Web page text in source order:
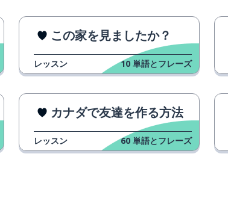
この家を見ましたか？
レッスン 10 単語とフレーズ
カナダで友達を作る方法
レッスン 60 単語とフレーズ